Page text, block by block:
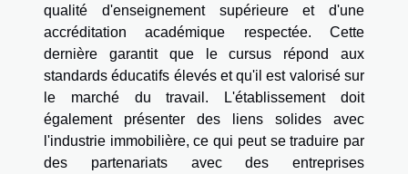
qualité d'enseignement supérieure et d'une
accréditation académique respectée. Cette
dernière garantit que le cursus répond aux
standards éducatifs élevés et qu'il est valorisé sur
le marché du travail. L'établissement doit
également présenter des liens solides avec
l'industrie immobilière, ce qui peut se traduire par
des partenariats avec des entreprises